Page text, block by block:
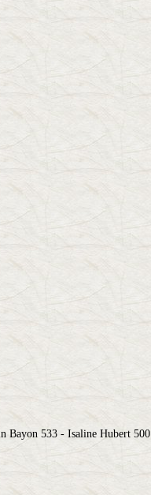
Bayon 533 - Isaline Hubert 500